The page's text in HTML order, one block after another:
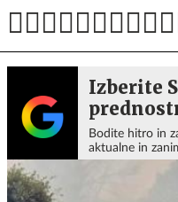
Izberite
Bodite hitro in
aktualne in